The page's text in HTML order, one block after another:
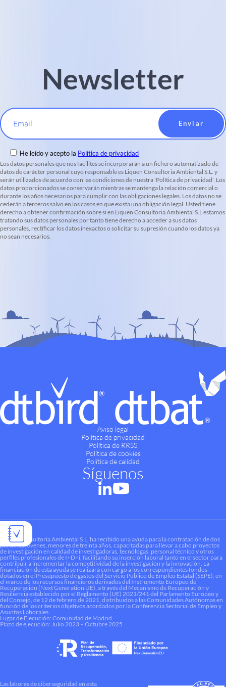
Newsletter
Email
He leído y acepto la Política de privacidad
Los datos personales que nos facilites se incorporarán a un fichero automatizado de
datos de carácter personal cuyo responsable es Liquen Consultoria Ambiental S.L. y
serán utilizados de acuerdo con las condiciones de nuestra 'Política de privacidad'. Los
datos proporcionados se conservarán mientras se mantenga la relación comercial o
durante los años necesarios para cumplir con las obligaciones legales. Los datos no se
cederán a terceros salvo en los casos en que exista una obligación legal. Usted tiene
derecho a obtener confirmación sobre si en Liquen Consultoria Ambiental S.L estamos
tratando sus datos personales por tanto tiene derecho a acceder a sus datos
personales, rectificar los datos inexactos o solicitar su supresión cuando los datos ya
no sean necesarios.
Aviso legal
Política de privacidad
Política de RRSS
Política de cookies
Política de calidad
Síguenos
Liquen Consultoría Ambiental S.L. ha recibido una ayuda para la contratación de dos
personas jóvenes, menores de treinta años, capacitadas para llevar a cabo proyectos
de investigación en calidad de investigadoras, tecnólogas, personal técnico y otros
perfiles profesionales de I+D+i, facilitando su inserción laboral tanto en el sector para
contribuir a incrementar la competitividad de la investigación y la innovación. La
financiación de esta ayuda se realizará con cargo a los correspondientes fondos
dotados en el Presupuesto de gastos del Servicio Público de Empleo Estatal (SEPE), en
el marco de los recursos financieros derivados del Instrumento Europeo de
Recuperación (Next Generation UE), a través del Mecanismo de Recuperación y
Resiliencia establecido por el Reglamento (UE) 2021/241 del Parlamento Europeo y
del Consejo, de 12 de febrero de 2021, distribuidos a las Comunidades Autónomas en
función de los criterios objetivos acordados por la Conferencia Sectorial de Empleo y
Asuntos Laborales.
Lugar de Ejecución: Comunidad de Madrid
Plazo de ejecución: Julio 2023 – Octubre 2025
Las labores de ciberseguridad en esta